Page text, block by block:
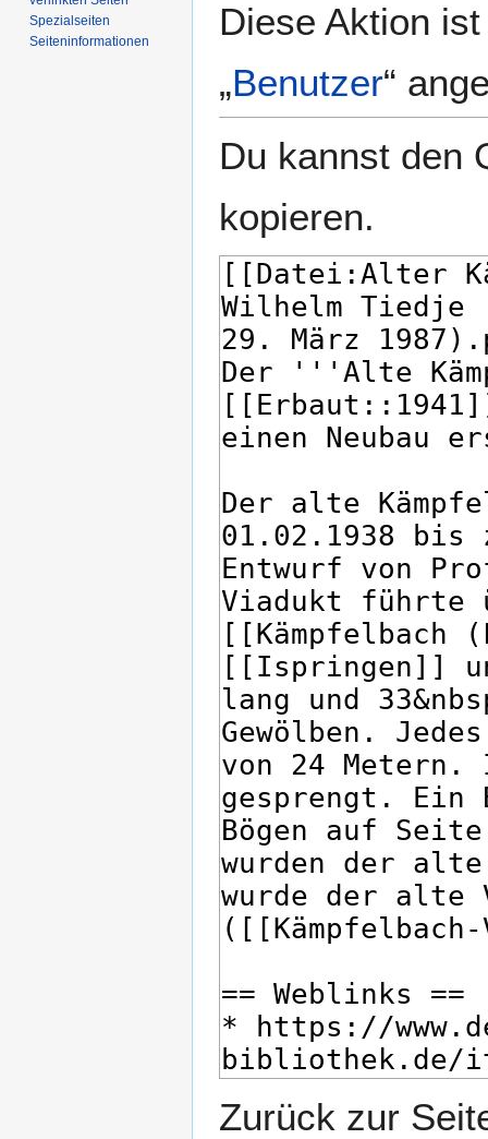
Diese Aktion
„Benutzer“
Du kannst den
kopieren.
Zurück zur
Spezialseiten
Seiten­­informationen